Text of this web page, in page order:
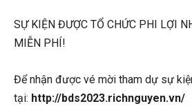
SỰ KIỆN ĐƯỢC TỔ CHỨC PHI LỢI
MIỄN PHÍ!
Để nhận được vé mời tham dự sự
tại: http://bds2023.richnguyen.vn/